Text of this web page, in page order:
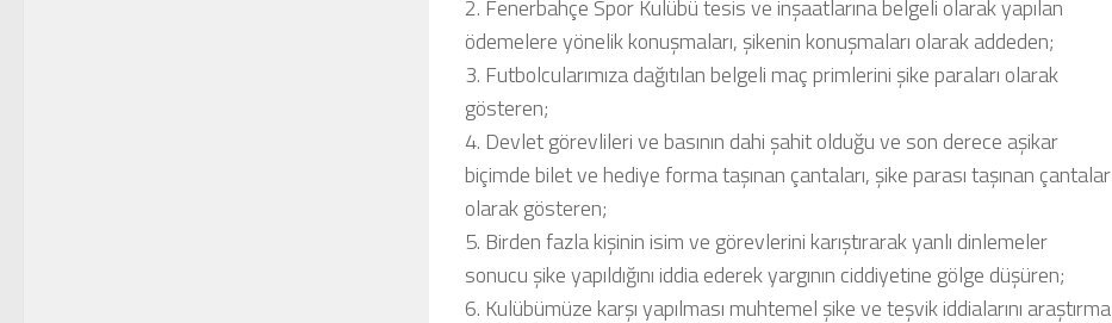
2. Fenerbahçe Spor Kulübü tesis ve inşaatlarına belgeli olarak yapılan
ödemelere yönelik konuşmaları, şikenin konuşmaları olarak addeden;
3. Futbolcularımıza dağıtılan belgeli maç primlerini şike paraları olarak
gösteren;
4. Devlet görevlileri ve basının dahi şahit olduğu ve son derece aşikar
biçimde bilet ve hediye forma taşınan çantaları, şike parası taşınan çantalar
olarak gösteren;
5. Birden fazla kişinin isim ve görevlerini karıştırarak yanlı dinlemeler
sonucu şike yapıldığını iddia ederek yargının ciddiyetine gölge düşüren;
6. Kulübümüze karşı yapılması muhtemel şike ve teşvik iddialarını araştırma